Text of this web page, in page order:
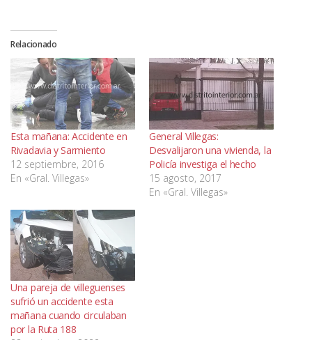
Relacionado
Esta mañana: Accidente en
Rivadavia y Sarmiento
12 septiembre, 2016
En «Gral. Villegas»
General Villegas:
Desvalijaron una vivienda, la
Policía investiga el hecho
15 agosto, 2017
En «Gral. Villegas»
Una pareja de villeguenses
sufrió un accidente esta
mañana cuando circulaban
por la Ruta 188